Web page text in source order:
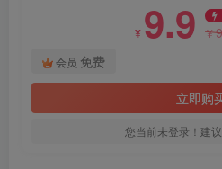
¥ 9.9 ¥
会员 免费
立即购
您当前未登录！建